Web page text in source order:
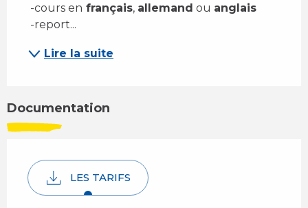
-cours en français, allemand ou anglais
-report...
Lire la suite
Documentation
LES TARIFS